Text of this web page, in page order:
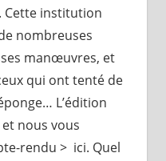
Cette institution
nombreuses
manœuvres, et
qui ont tenté de
L’édition
nous vous
rendu > ici. Quel